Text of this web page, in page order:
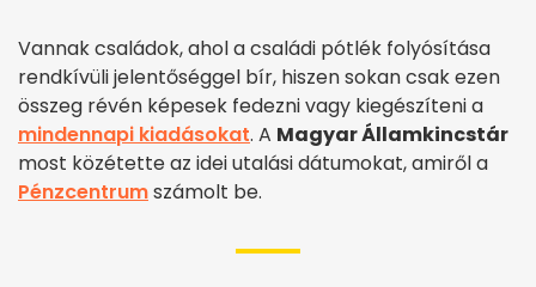
Vannak családok, ahol a családi pótlék folyósítása
rendkívüli jelentőséggel bír, hiszen sokan csak ezen
összeg révén képesek fedezni vagy kiegészíteni a
mindennapi kiadásokat. A Magyar Államkincstár
most közétette az idei utalási dátumokat, amiről a
Pénzcentrumszámolt be.